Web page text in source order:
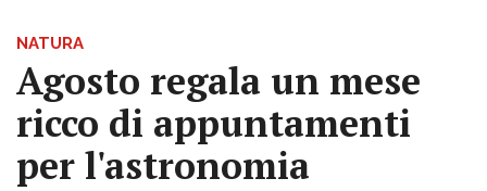
NATURA
Agosto regala un mese
ricco di appuntamenti
per l'astronomia